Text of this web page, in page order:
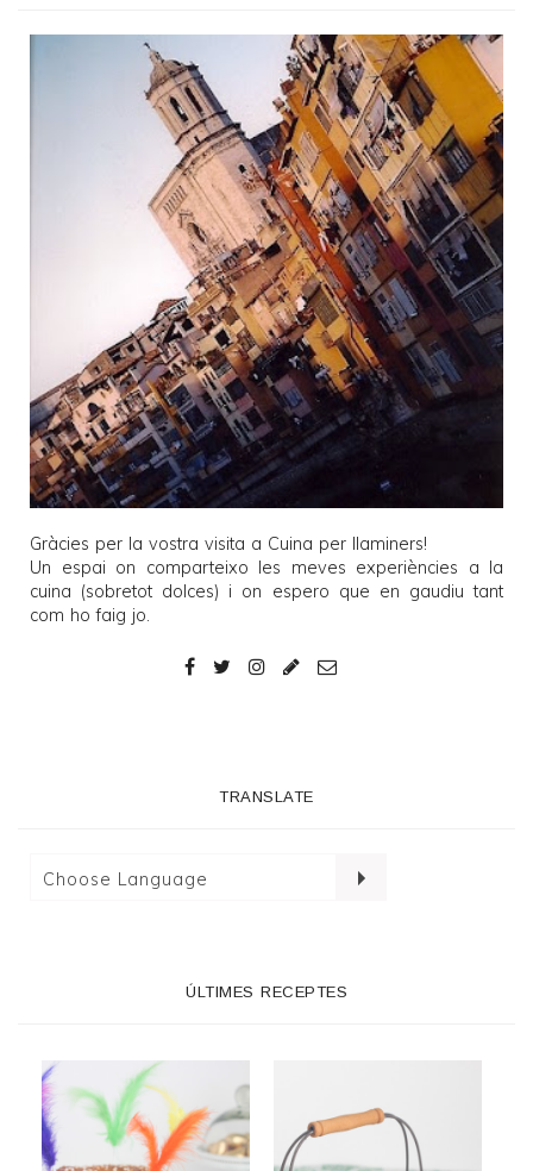
Gràcies per la vostra visita a Cuina per llaminers!
Un espai on comparteixo les meves experiències a la
cuina (sobretot dolces) i on espero que en gaudiu tant
com ho faig jo.
TRANSLATE
ÚLTIMES RECEPTES